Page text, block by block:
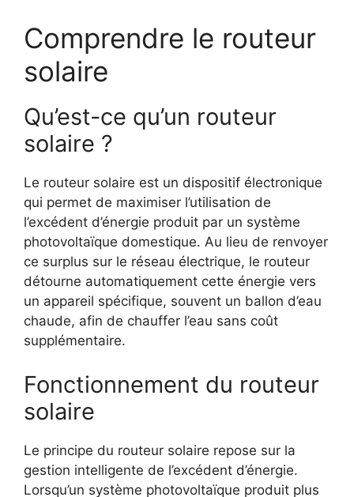
Comprendre le routeur
solaire
Qu’est-ce qu’un routeur
solaire ?
Le routeur solaire est un dispositif électronique
qui permet de maximiser l’utilisation de
l’excédent d’énergie produit par un système
photovoltaïque domestique. Au lieu de renvoyer
ce surplus sur le réseau électrique, le routeur
détourne automatiquement cette énergie vers
un appareil spécifique, souvent un ballon d’eau
chaude, afin de chauffer l’eau sans coût
supplémentaire.
Fonctionnement du routeur
solaire
Le principe du routeur solaire repose sur la
gestion intelligente de l’excédent d’énergie.
Lorsqu’un système photovoltaïque produit plus